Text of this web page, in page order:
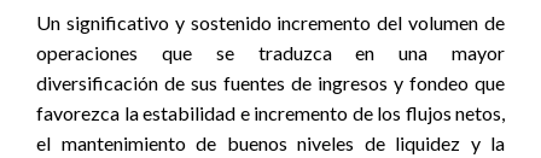
Un significativo y sostenido incremento del volumen de
operaciones que se traduzca en una mayor
diversificación de sus fuentes de ingresos y fondeo que
favorezca la estabilidad e incremento de los flujos netos,
el mantenimiento de buenos niveles de liquidez y la